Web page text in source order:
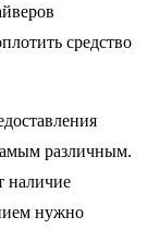
средство
различным.
наличие
нужно